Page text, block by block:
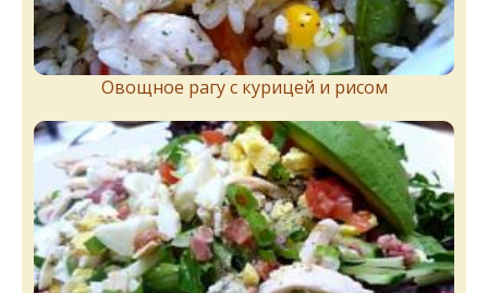
Овощное рагу с курицей и рисом